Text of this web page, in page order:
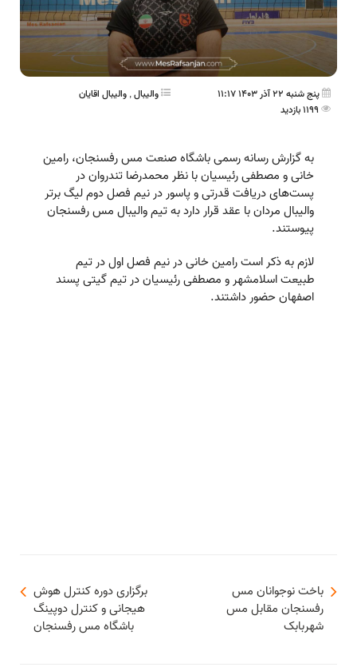
پنج شنبه 22 آذر 1403 11:17 والیبال, واليبال اقايان
به گزارش رسانه رسمی باشگاه صنعت مس رفسنجان، رامین
خانی و مصطفی رئیسیان با نظر محمدرضا تندروان در
پست‌های دریافت قدرتی و پاسور در نیم فصل دوم لیگ برتر
والیبال مردان با عقد قرار دارد به تیم والیبال مس رفسنجان
پیوستند.
لازم به ذکر است رامین خانی در نیم فصل اول در تیم
طبیعت اسلامشهر و مصطفی رئیسیان در تیم گیتی پسند
اصفهان حضور داشتند.
برگزاری دوره کنترل هوش
هیجانی و کنترل دوپینگ
باشگاه مس رفسنجان
باخت نوجوانان مس
رفسنجان مقابل مس
شهربابک